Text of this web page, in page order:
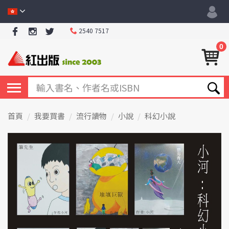
2540 7517
0
首頁 我要買書 流行讀物 小說 科幻小說